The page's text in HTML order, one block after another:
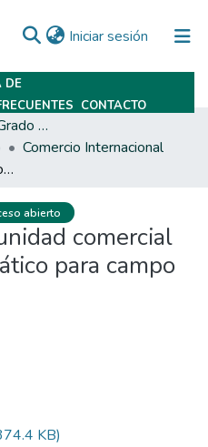
Iniciar sesión (current)
DE
CONTACTO
Trabajos Finales De Grado Y Posgrado
Comercio Internacional
Análisis de oportunidad comercial en el mercado asiático para campo agrícola
abierto
comercial
para campo
KB)